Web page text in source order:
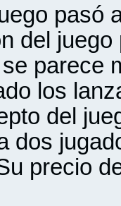
pasó
del
parece
los
del
dos
precio